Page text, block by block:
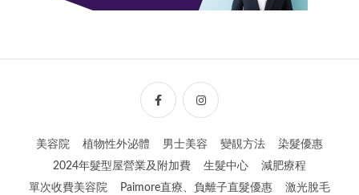
美容院 植物性外泌體 男士美容 變靚方法
染髮優惠
2024年髮型屋營業及附加費
生髮中心
減肥療程
單次收費美容院
Paimore直療、負離子直髮優惠
激光脫毛